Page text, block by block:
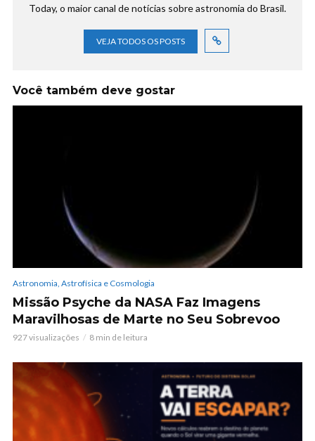
Today, o maior canal de notícias sobre astronomia do Brasil.
VEJA TODOS OS POSTS
Você também deve gostar
Astronomia, Astrofísica e Cosmologia
Missão Psyche da NASA Faz Imagens
Maravilhosas de Marte no Seu Sobrevoo
927 visualizações 8 min de leitura